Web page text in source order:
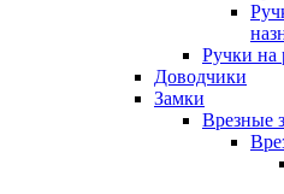
Ручки на
Доводчики
Замки
Врезные